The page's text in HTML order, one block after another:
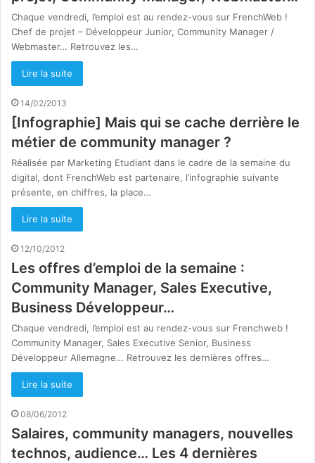
Chaque vendredi, l’emploi est au rendez-vous sur FrenchWeb !
Chef de projet – Développeur Junior, Community Manager /
Webmaster… Retrouvez les…
Lire la suite
14/02/2013
[Infographie] Mais qui se cache derrière le
métier de community manager ?
Réalisée par Marketing Etudiant dans le cadre de la semaine du
digital, dont FrenchWeb est partenaire, l’infographie suivante
présente, en chiffres, la place…
Lire la suite
12/10/2012
Les offres d’emploi de la semaine :
Community Manager, Sales Executive,
Business Développeur…
Chaque vendredi, l’emploi est au rendez-vous sur Frenchweb !
Community Manager, Sales Executive Senior, Business
Développeur Allemagne… Retrouvez les dernières offres…
Lire la suite
08/06/2012
Salaires, community managers, nouvelles
technos, audience… Les 4 dernières